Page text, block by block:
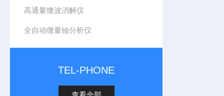
高通量微波消解仪
全自动微量铀分析仪
TEL-PHONE